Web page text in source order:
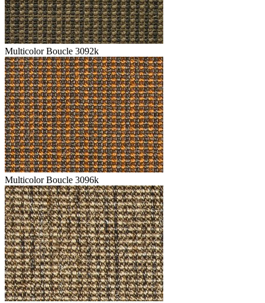
Multicolor Boucle 3092k
Multicolor Boucle 3096k